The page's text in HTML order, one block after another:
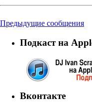
Предыдущие сообщения
Подкаст на
Вконтакте